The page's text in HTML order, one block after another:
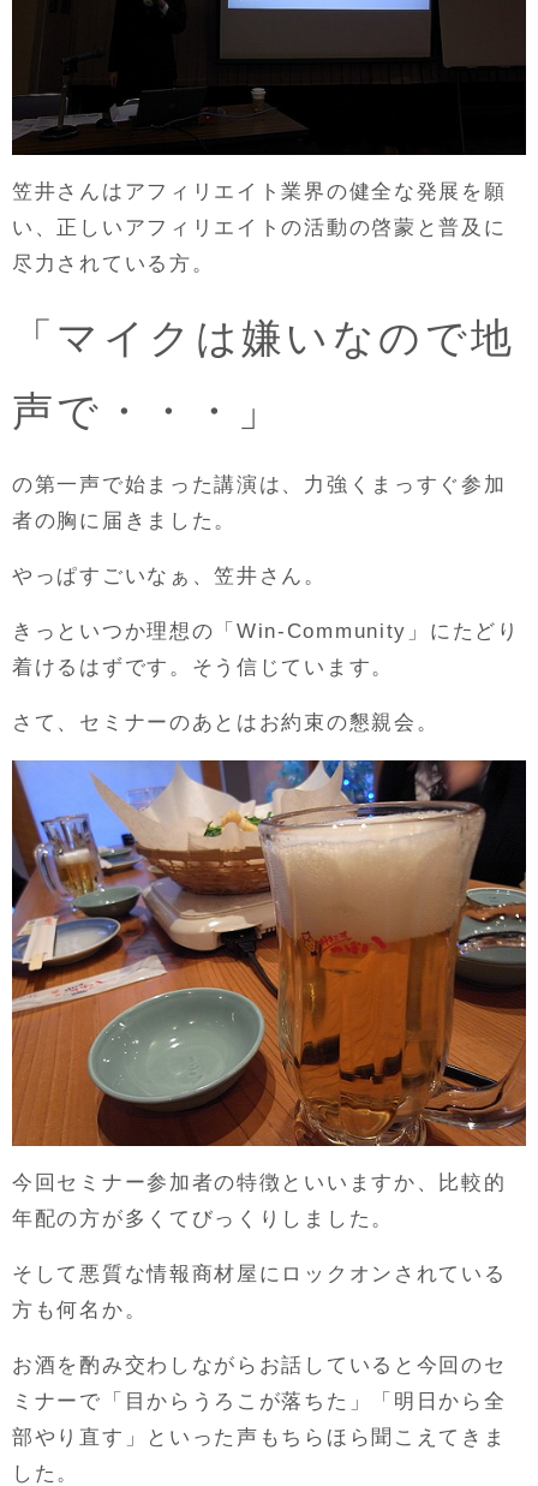
笠井さんはアフィリエイト業界の健全な発展を願
い、正しいアフィリエイトの活動の啓蒙と普及に
尽力されている方。
「マイクは嫌いなので地
声で・・・」
の第一声で始まった講演は、力強くまっすぐ参加
者の胸に届きました。
やっぱすごいなぁ、笠井さん。
きっといつか理想の「Win-Community」にたどり
着けるはずです。そう信じています。
さて、セミナーのあとはお約束の懇親会。
今回セミナー参加者の特徴といいますか、比較的
年配の方が多くてびっくりしました。
そして悪質な情報商材屋にロックオンされている
方も何名か。
お酒を酌み交わしながらお話していると今回のセ
ミナーで「目からうろこが落ちた」「明日から全
部やり直す」といった声もちらほら聞こえてきま
した。